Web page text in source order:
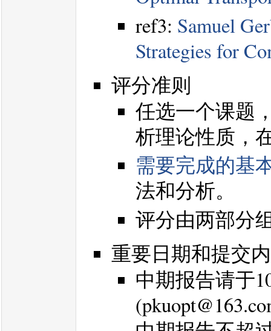
ref3: Samuel
Strategies for
评分准则
任选一个课题
析理论性质，
需要完成的基
法和分析。
评分由两部分
重要日期和提交
中期报告请于